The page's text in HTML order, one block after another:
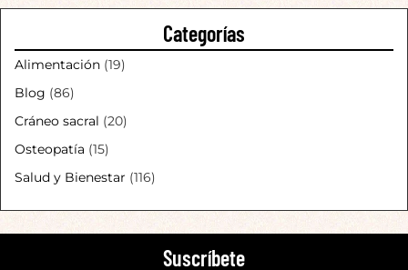
Categorías
Alimentación (19)
Blog (86)
Cráneo sacral (20)
Osteopatía (15)
Salud y Bienestar (116)
Suscríbete